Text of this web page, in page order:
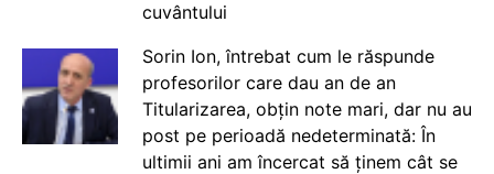
cuvântului
Sorin Ion, întrebat cum le răspunde
profesorilor care dau an de an
Titularizarea, obțin note mari, dar nu au
post pe perioadă nedeterminată: În
ultimii ani am încercat să ținem cât se